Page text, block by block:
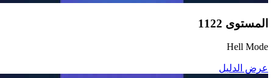
المستوى 1122
Hell Mode
عرض الدليل